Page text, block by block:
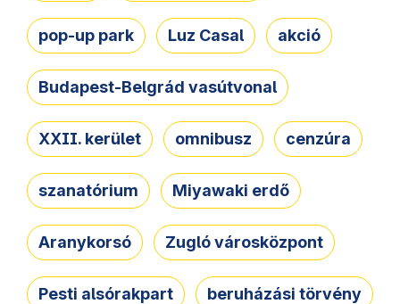
pop-up park Luz Casal akció
Budapest-Belgrád vasútvonal
XXII. kerület omnibusz cenzúra
szanatórium Miyawaki erdő
Aranykorsó Zugló városközpont
Pesti alsórakpart beruházási törvény